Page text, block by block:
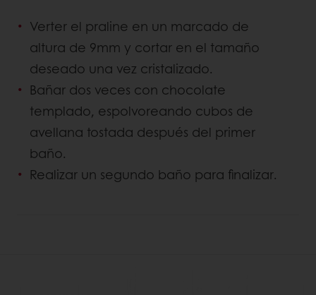
Verter el praline en un marcado de
altura de 9mm y cortar en el tamaño
deseado una vez cristalizado.
Bañar dos veces con chocolate
templado, espolvoreando cubos de
avellana tostada después del primer
baño.
Realizar un segundo baño para finalizar.